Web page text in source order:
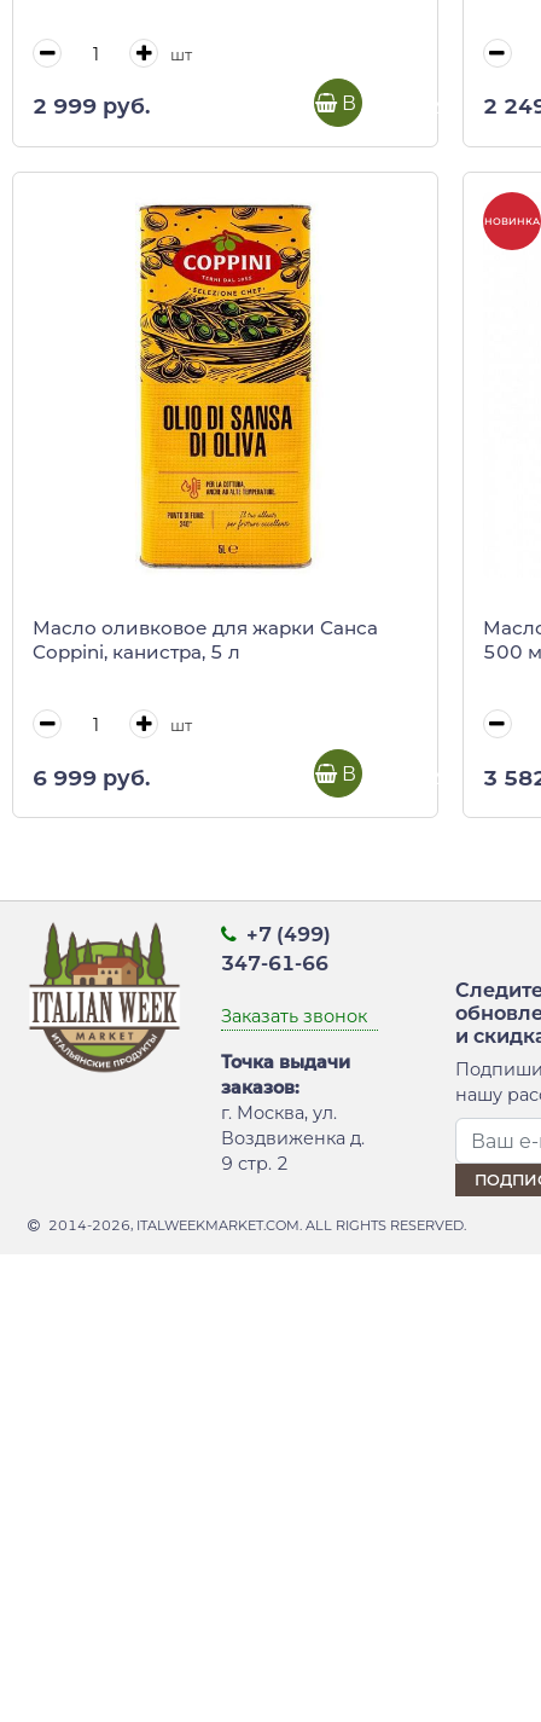
шт
2 999 руб. В корзину 2
Масло оливковое для жарки Санса
Coppini, канистра, 5 л
шт
6 999 руб. В корзину
НОВИНКА
500
3
+7 (499)
347-61-66
Заказать звонок
Точка выдачи
заказов:
г. Москва, ул.
Воздвиженка д.
9 стр. 2
и
нашу
2014-2026, ITALWEEKMARKET.COM. ALL RIGHTS RESERVED.